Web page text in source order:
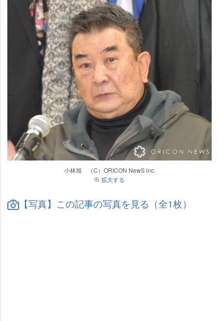
小林旭 （C）ORICON NewS inc.
拡大する
【写真】この記事の写真を見る（全1枚）